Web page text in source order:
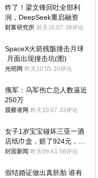
炸了！梁文锋回吐全部利
润，DeepSeek重启融资
财富研究所 前天16:07 38评论
SpaceX火箭残骸撞击月球
月面出现撞击坑(图)
光明网 昨天10:55 20评论
俄军：乌军伤亡总人数逼近
250万
观察者网 昨天10:07 33评论
女子1岁宝宝碰坏三亚一酒
店纸巾盒，赔了924元，发
帖吐槽后酒店退还一半的
封面新闻 昨天09:43 58评论
假结婚证做出真胚胎 谁有